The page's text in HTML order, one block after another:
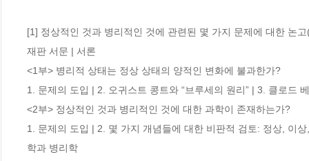
[1] 정상적인 것과 병리적인 것에 관련된 몇 가지 문제에 대한 논
재판 서문 | 서론
<1부> 병리적 상태는 정상 상태의 양적인 변화에 불과한가?
1. 문제의 도입 | 2. 오귀스트 콩트와 “브루세의 원리” | 3. 클로
<2부> 정상적인 것과 병리적인 것에 대한 과학이 존재하는가?
1. 문제의 도입 | 2. 몇 가지 개념들에 대한 비판적 검토: 정상, 이
학과 병리학